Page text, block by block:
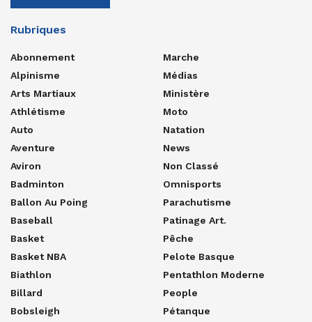
Rubriques
Abonnement
Alpinisme
Arts Martiaux
Athlétisme
Auto
Aventure
Aviron
Badminton
Ballon Au Poing
Baseball
Basket
Basket NBA
Biathlon
Billard
Bobsleigh
Marche
Médias
Ministère
Moto
Natation
News
Non Classé
Omnisports
Parachutisme
Patinage Art.
Pêche
Pelote Basque
Pentathlon Moderne
People
Pétanque